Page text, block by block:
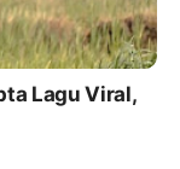
Lagu Viral,